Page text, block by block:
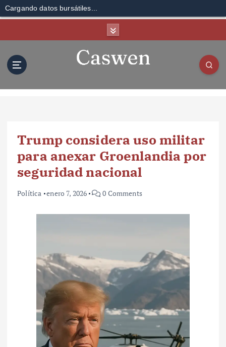
Cargando datos bursátiles...
Trump considera uso militar
para anexar Groenlandia por
seguridad nacional
Política enero 7, 2026 0 Comments